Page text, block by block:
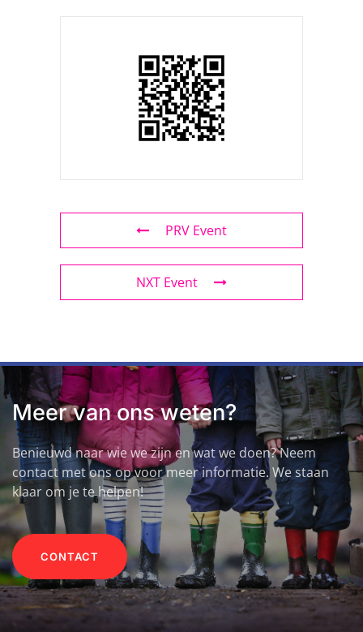
PRV Event
NXT Event
Meer van ons weten?
Benieuwd naar wie we zijn en wat we doen? Neem
contact met ons op voor meer informatie. We staan
klaar om je te helpen!
CONTACT